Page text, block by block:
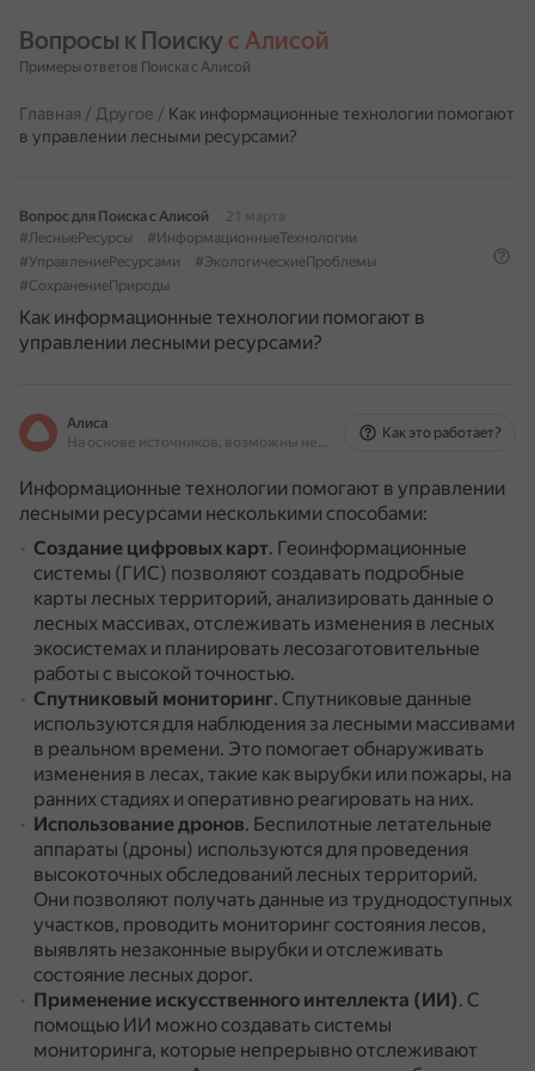
Вопросы к Поиску с Алисой
Примеры ответов Поиска с Алисой
Главная / Другое / Как информационные технологии помогают
в управлении лесными ресурсами?
Вопрос для Поиска с Алисой
21 марта
#ЛесныеРесурсы
#ИнформационныеТехнологии
#УправлениеРесурсами
#ЭкологическиеПроблемы
#СохранениеПрироды
Как информационные технологии помогают в
управлении лесными ресурсами?
Алиса
На основе источников, возможны неточности
Как это работает?
Информационные технологии помогают в управлении
лесными ресурсами несколькими способами:
Создание цифровых карт. Геоинформационные
системы (ГИС) позволяют создавать подробные
карты лесных территорий, анализировать данные о
лесных массивах, отслеживать изменения в лесных
экосистемах и планировать лесозаготовительные
работы с высокой точностью.
Спутниковый мониторинг. Спутниковые данные
используются для наблюдения за лесными массивами
в реальном времени. Это помогает обнаруживать
изменения в лесах, такие как вырубки или пожары, на
ранних стадиях и оперативно реагировать на них.
Использование дронов. Беспилотные летательные
аппараты (дроны) используются для проведения
высокоточных обследований лесных территорий.
Они позволяют получать данные из труднодоступных
участков, проводить мониторинг состояния лесов,
выявлять незаконные вырубки и отслеживать
состояние лесных дорог.
Применение искусственного интеллекта (ИИ). С
помощью ИИ можно создавать системы
мониторинга, которые непрерывно отслеживают